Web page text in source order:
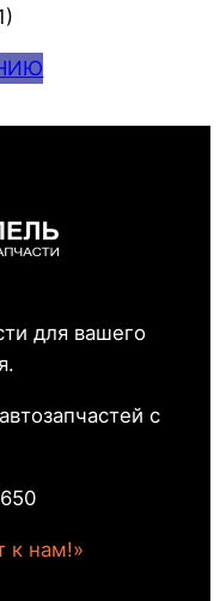
для вашего
с
к нам!»